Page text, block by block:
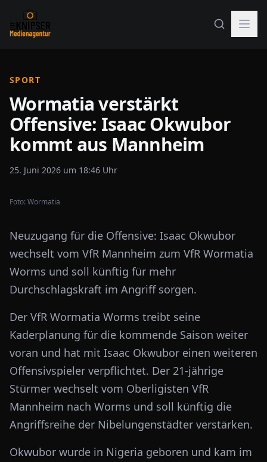
SPORT
Wormatia verstärkt
Offensive: Isaac Okwubor
kommt aus Mannheim
25. Juni 2026 um 18:46 Uhr
Foto:Wormatia
Neuzugang für die Offensive: Isaac Okwubor
wechselt vom VfR Mannheim zum VfR Wormatia
Worms und soll künftig für mehr
Durchschlagskraft im Angriff sorgen.
Der VfR Wormatia Worms treibt seine
Kaderplanung für die kommende Saison weiter
voran und hat mit Isaac Okwubor einen weiteren
Offensivspieler verpflichtet. Der 21-jährige
Stürmer wechselt vom Oberligisten VfR
Mannheim nach Worms und soll künftig die
Angriffsreihe der Nibelungenstädter verstärken.
Okwubor wurde in Nigeria geboren und kam im